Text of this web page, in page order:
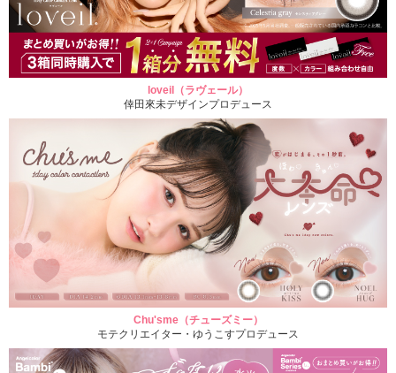
loveil（ラヴェール）
倖田來未デザインプロデュース
Chu'sme（チューズミー）
モテクリエイター・ゆうこすプロデュース